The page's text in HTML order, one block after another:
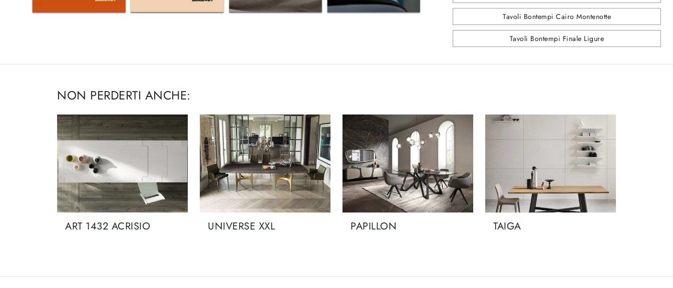
Tavoli Bontempi Cairo Montenotte
Tavoli Bontempi Finale Ligure
NON PERDERTI ANCHE:
ART 1432 ACRISIO UNIVERSE XXL PAPILLON TAIGA